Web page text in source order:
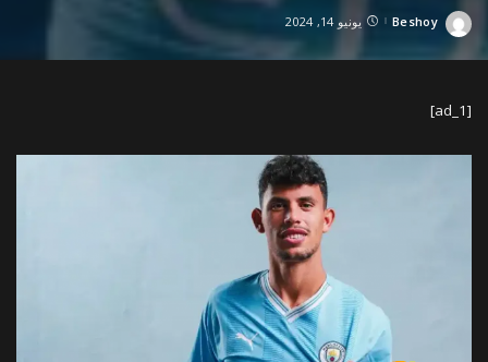
Posted
Beshoy يونيو 14, 2024
[ad_1]